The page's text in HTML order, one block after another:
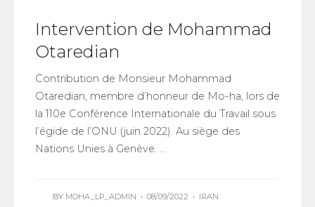
Intervention de Mohammad
Otaredian
Contribution de Monsieur Mohammad
Otaredian, membre d’honneur de Mo-ha, lors de
la 110e Conférence Internationale du Travail sous
l’égide de l’ONU (juin 2022). Au siège des
Nations Unies à Genève. ...
BY MOHA_LP_ADMIN • 08/09/2022 • IRAN